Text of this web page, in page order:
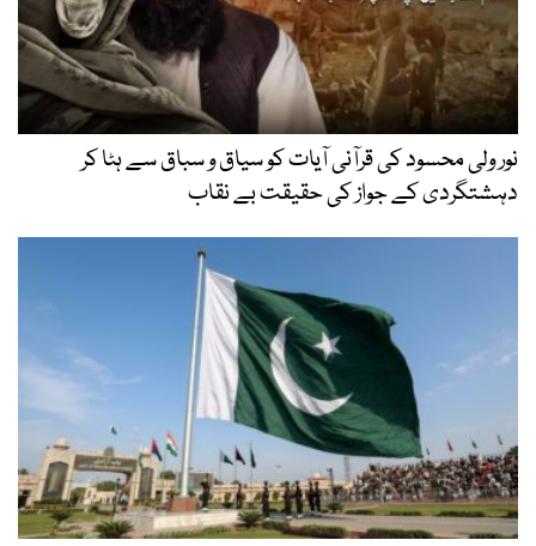
نور ولی محسود کی قرآنی آیات کو سیاق و سباق سے ہٹا کر
دہشتگردی کے جواز کی حقیقت بے نقاب